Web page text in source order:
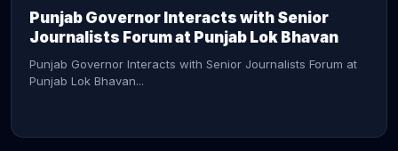
Punjab Governor Interacts with Senior
Journalists Forum at Punjab Lok Bhavan
Punjab Governor Interacts with Senior Journalists Forum at
Punjab Lok Bhavan...